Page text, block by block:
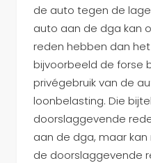
de auto tegen de
auto aan de dga kan
reden hebben dan
bijvoorbeeld de forse
privégebruik van de
loonbelasting. Die
doorslaggevende
aan de dga, maar
de doorslaggevende